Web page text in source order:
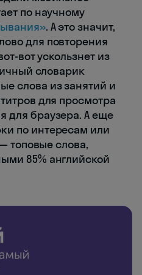
по научному
. А это значит,
для повторения
вот ускользнет из
словарик
слова из занятий и
для просмотра
для браузера. А еще
по интересам или
топовые слова,
85% английской